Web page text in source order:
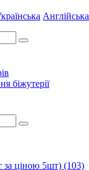
Англійська
біжутерії
за ціною 5шт) (103)